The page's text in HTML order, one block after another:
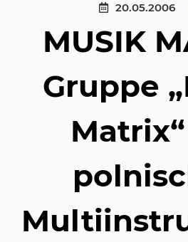
20.05.2006
MUSIK
Gruppe